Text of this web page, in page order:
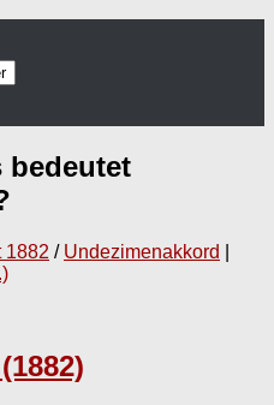
bedeutet
1882 / Undezimenakkord